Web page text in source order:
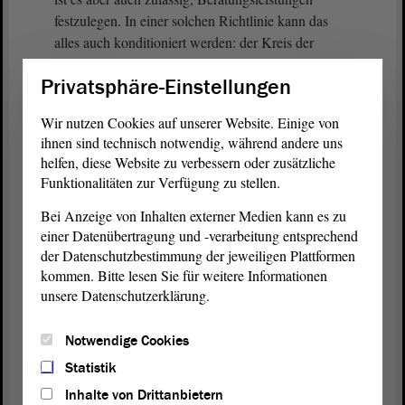
festzulegen. In einer solchen Richtlinie kann das
alles auch konditioniert werden: der Kreis der
Anspruchsberechtigten und die Voraussetzungen.
Alles ist möglich, wenn wir nur wollen.
(Zustimmung)
Natürlich verlangt das Förderprogramm von den
Kommunen ein räumlich abgegrenztes Fördergebiet
und ein städtebauliches Entwicklungskonzept. Ja,
genau dort in diesen Gebieten leben üblicherweise
die Adressaten unseres Antrages, denen wir helfen
wollen: die Mieterinnen und Mieter und die
Vermieter. - Ich danke für die Aufmerksamkeit.
(Zustimmung)
Privatsphäre-Einstellungen
Wir nutzen Cookies auf unserer Website. Einige von
ihnen sind technisch notwendig, während andere uns
helfen, diese Website zu verbessern oder zusätzliche
Funktionalitäten zur Verfügung zu stellen.
Bei Anzeige von Inhalten externer Medien kann es zu
einer Datenübertragung und -verarbeitung entsprechend
der Datenschutzbestimmung der jeweiligen Plattformen
kommen. Bitte lesen Sie für weitere Informationen
unsere Datenschutzerklärung.
Notwendige Cookies
Statistik
Inhalte von Drittanbietern